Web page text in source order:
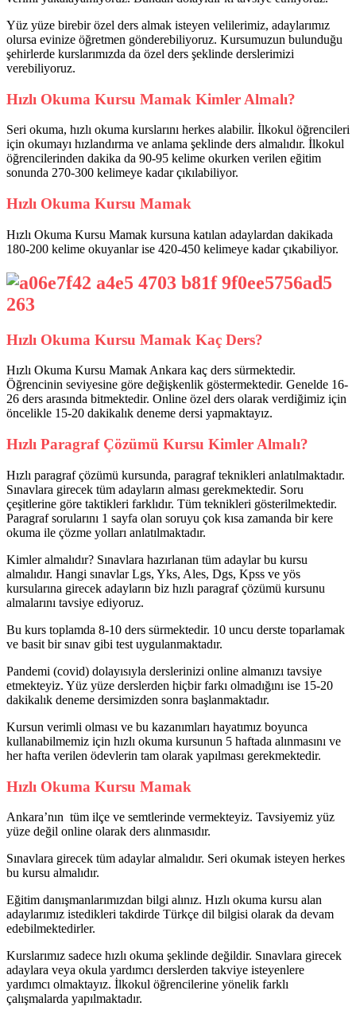
Yüz yüze birebir özel ders almak isteyen velilerimiz, adaylarımız
olursa evinize öğretmen gönderebiliyoruz. Kursumuzun bulunduğu
şehirlerde kurslarımızda da özel ders şeklinde derslerimizi
verebiliyoruz.
Hızlı Okuma Kursu Mamak Kimler Almalı?
Seri okuma, hızlı okuma kurslarını herkes alabilir. İlkokul öğrencileri
için okumayı hızlandırma ve anlama şeklinde ders almalıdır. İlkokul
öğrencilerinden dakika da 90-95 kelime okurken verilen eğitim
sonunda 270-300 kelimeye kadar çıkılabiliyor.
Hızlı Okuma Kursu Mamak
Hızlı Okuma Kursu Mamak kursuna katılan adaylardan dakikada
180-200 kelime okuyanlar ise 420-450 kelimeye kadar çıkabiliyor.
Hızlı Okuma Kursu Mamak Kaç Ders?
Hızlı Okuma Kursu Mamak Ankara kaç ders sürmektedir.
Öğrencinin seviyesine göre değişkenlik göstermektedir. Genelde 16-
26 ders arasında bitmektedir. Online özel ders olarak verdiğimiz için
öncelikle 15-20 dakikalık deneme dersi yapmaktayız.
Hızlı Paragraf Çözümü Kursu Kimler Almalı?
Hızlı paragraf çözümü kursunda, paragraf teknikleri anlatılmaktadır.
Sınavlara girecek tüm adayların alması gerekmektedir. Soru
çeşitlerine göre taktikleri farklıdır. Tüm teknikleri gösterilmektedir.
Paragraf sorularını 1 sayfa olan soruyu çok kısa zamanda bir kere
okuma ile çözme yolları anlatılmaktadır.
Kimler almalıdır? Sınavlara hazırlanan tüm adaylar bu kursu
almalıdır. Hangi sınavlar Lgs, Yks, Ales, Dgs, Kpss ve yös
kursularına girecek adayların biz hızlı paragraf çözümü kursunu
almalarını tavsiye ediyoruz.
Bu kurs toplamda 8-10 ders sürmektedir. 10 uncu derste toparlamak
ve basit bir sınav gibi test uygulanmaktadır.
Pandemi (covid) dolayısıyla derslerinizi online almanızı tavsiye
etmekteyiz. Yüz yüze derslerden hiçbir farkı olmadığını ise 15-20
dakikalık deneme dersimizden sonra başlanmaktadır.
Kursun verimli olması ve bu kazanımları hayatımız boyunca
kullanabilmemiz için hızlı okuma kursunun 5 haftada alınmasını ve
her hafta verilen ödevlerin tam olarak yapılması gerekmektedir.
Hızlı Okuma Kursu Mamak
Ankara’nın tüm ilçe ve semtlerinde vermekteyiz. Tavsiyemiz yüz
yüze değil online olarak ders alınmasıdır.
Sınavlara girecek tüm adaylar almalıdır. Seri okumak isteyen herkes
bu kursu almalıdır.
Eğitim danışmanlarımızdan bilgi alınız. Hızlı okuma kursu alan
adaylarımız istedikleri takdirde Türkçe dil bilgisi olarak da devam
edebilmektedirler.
Kurslarımız sadece hızlı okuma şeklinde değildir. Sınavlara girecek
adaylara veya okula yardımcı derslerden takviye isteyenlere
yardımcı olmaktayız. İlkokul öğrencilerine yönelik farklı
çalışmalarda yapılmaktadır.